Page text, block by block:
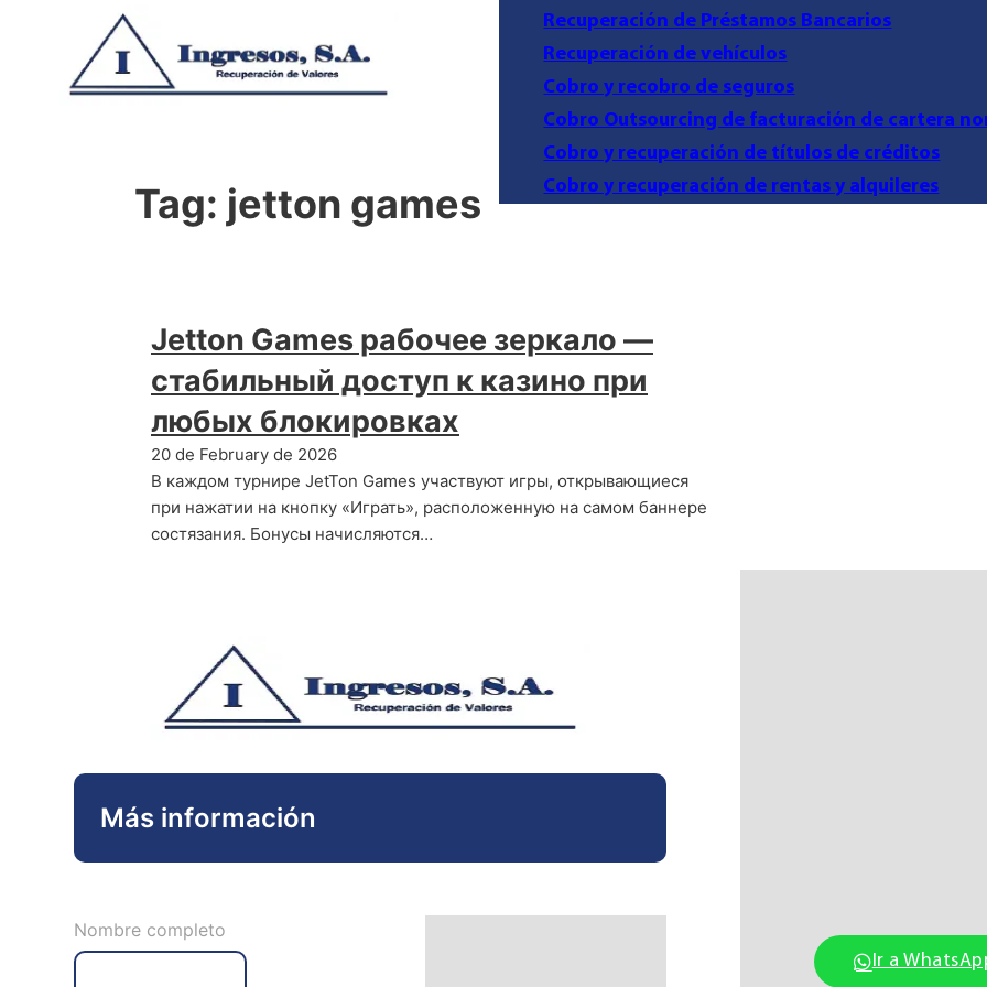
Recuperación de Préstamos Bancarios
Recuperación de vehículos
Cobro y recobro de seguros
Cobro Outsourcing de facturación de cartera
Cobro y recuperación de títulos de créditos
Cobro y recuperación de rentas y alquileres
Tag: jetton games
Jetton Games рабочее зеркало —
стабильный доступ к казино при
любых блокировках
20 de February de 2026
В каждом турнире JetTon Games участвуют игры, открывающиеся
при нажатии на кнопку «Играть», расположенную на самом баннере
состязания. Бонусы начисляются…
Más información
Nombre completo
Ir a